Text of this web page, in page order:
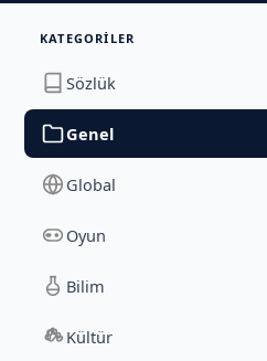
KATEGORILER
Sözlük
Genel
Global
Oyun
Bilim
Kültür
İletişim
Dijinika Avrasya Cad. Sitesi